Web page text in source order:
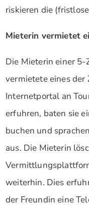
riskieren die
Mieterin vermietet
Die Mieterin einer
vermietete eines
Internetportal an
erfuhren, baten sie
buchen und
aus. Die Mieterin
weiterhin. Dies
der Freundin eine